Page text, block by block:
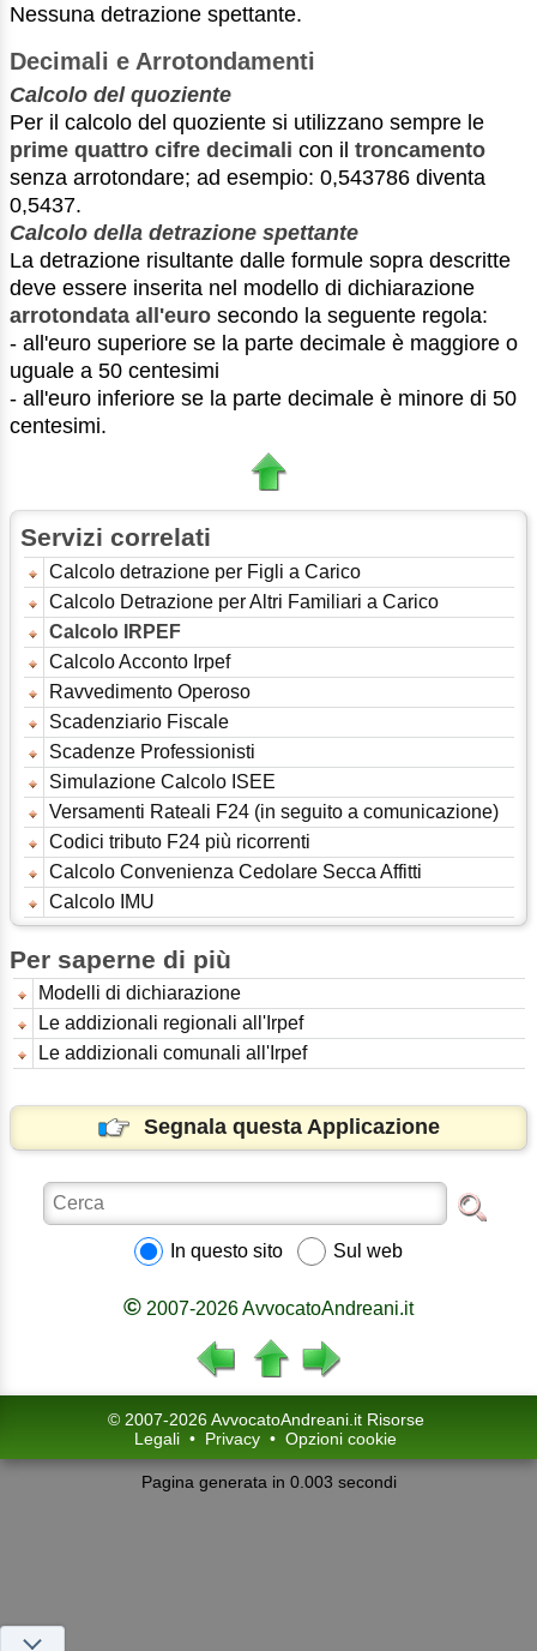
Nessuna detrazione spettante.
Decimali e Arrotondamenti
Calcolo del quoziente
Per il calcolo del quoziente si utilizzano sempre le
prime quattro cifre decimali con il troncamento
senza arrotondare; ad esempio: 0,543786 diventa
0,5437.
Calcolo della detrazione spettante
La detrazione risultante dalle formule sopra descritte
deve essere inserita nel modello di dichiarazione
arrotondata all'euro secondo la seguente regola:
- all'euro superiore se la parte decimale è maggiore o
uguale a 50 centesimi
- all'euro inferiore se la parte decimale è minore di 50
centesimi.
Servizi correlati
Calcolo detrazione per Figli a Carico
Calcolo Detrazione per Altri Familiari a Carico
Calcolo IRPEF
Calcolo Acconto Irpef
Ravvedimento Operoso
Scadenziario Fiscale
Scadenze Professionisti
Simulazione Calcolo ISEE
Versamenti Rateali F24 (in seguito a comunicazione)
Codici tributo F24 più ricorrenti
Calcolo Convenienza Cedolare Secca Affitti
Calcolo IMU
Per saperne di più
Modelli di dichiarazione
Le addizionali regionali all'Irpef
Le addizionali comunali all'Irpef
Segnala questa Applicazione
In questo sito Sul web
© 2007-2026 AvvocatoAndreani.it
© 2007-2026 AvvocatoAndreani.it Risorse
Legali • Privacy • Opzioni cookie
Pagina generata in 0.003 secondi